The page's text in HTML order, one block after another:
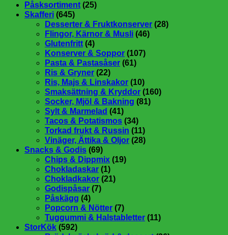
Påsksortiment (25)
Skafferi (645)
Desserter & Fruktkonserver (28)
Flingor, Kärnor & Musli (46)
Glutenfritt (4)
Konserver & Soppor (107)
Pasta & Pastasåser (61)
Ris & Gryner (22)
Ris, Majs & Linskakor (10)
Smaksättning & Kryddor (160)
Socker, Mjöl & Bakning (81)
Sylt & Marmelad (41)
Tacos & Potatismos (34)
Torkad frukt & Russin (11)
Vinäger, Ättika & Oljor (28)
Snacks & Godis (69)
Chips & Dippmix (19)
Chokladaskar (1)
Chokladkakor (21)
Godispåsar (7)
Påskägg (4)
Popcorn & Nötter (7)
Tuggummi & Halstabletter (11)
StorKök (592)